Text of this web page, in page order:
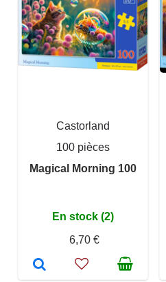
Castorland
100 pièces
Magical Morning 100
En stock (2)
6,70 €